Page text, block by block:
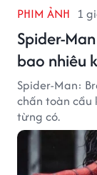
PHIM ẢNH 1
Spider-
bao nhiêu
Spider-Man:
chấn toàn cầu
từng có.